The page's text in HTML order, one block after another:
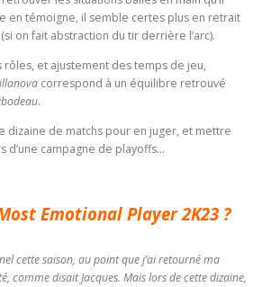
en témoigne, il semble certes plus en retrait
on fait abstraction du tir derrière l’arc).
rôles, et ajustement des temps de jeu,
correspond à un équilibre retrouvé
.
dizaine de matchs pour en juger, et mettre
d’une campagne de playoffs…
Emotional Player 2K23 ?
cette saison, au point que j’ai retourné ma
comme disait Jacques. Mais lors de cette dizaine,